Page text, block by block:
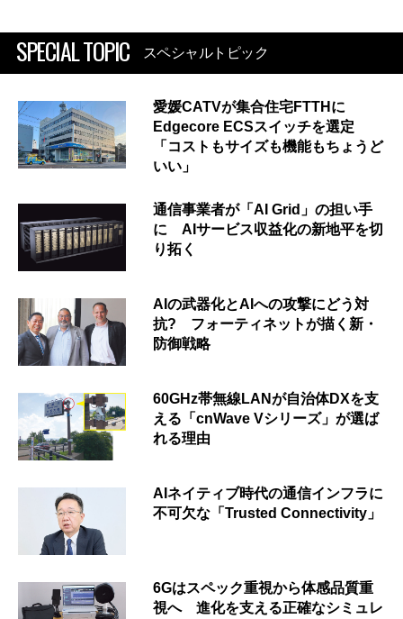
SPECIAL TOPIC スペシャルトピック
愛媛CATVが集合住宅FTTHに
Edgecore ECSスイッチを選定
「コストもサイズも機能もちょうど
いい」
通信事業者が「AI Grid」の担い手
に AIサービス収益化の新地平を切
り拓く
AIの武器化とAIへの攻撃にどう対
抗? フォーティネットが描く新・
防御戦略
60GHz帯無線LANが自治体DXを支
える「cnWave Vシリーズ」が選ば
れる理由
AIネイティブ時代の通信インフラに
不可欠な「Trusted Connectivity」
6Gはスペック重視から体感品質重
視へ 進化を支える正確なシミュレ